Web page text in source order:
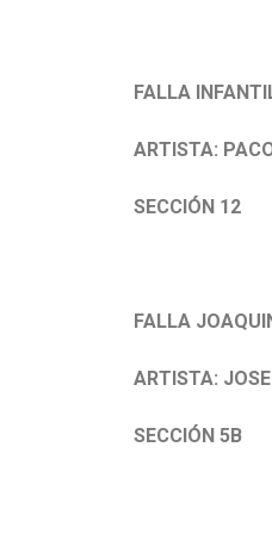
FALLA
ARTISTA:
SECCIÓN 12
FALLA
ARTISTA:
SECCIÓN 5B